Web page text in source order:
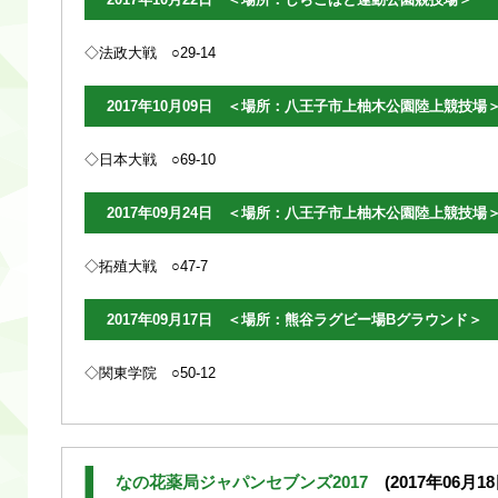
◇法政大戦 ○29-14
2017年10月09日 ＜場所：八王子市上柚木公園陸上競技場＞
◇日本大戦 ○69-10
2017年09月24日 ＜場所：八王子市上柚木公園陸上競技場＞
◇拓殖大戦 ○47-7
2017年09月17日 ＜場所：熊谷ラグビー場Bグラウンド＞
◇関東学院 ○50-12
なの花薬局ジャパンセブンズ2017 (2017年06月18